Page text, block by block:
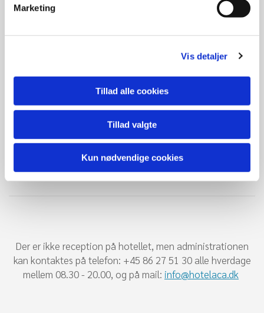
Marketing
Vis detaljer
Tillad alle cookies
Tillad valgte
Kun nødvendige cookies
Ved reservation af flere værelser og lejligheder.
Har kunden reserveret flere end 2 værelser eller
ferielejligheder er afbestillings fristen 7 dage.
dage jfr. ovenstående specifikation dog min. 3 dage, efter
Ved udeblivelse (no show) betaler gæsten antal dage jfr.
ovenstående specifikation dog min. 3 dage, efter
gældende listepriser.
Der er ikke reception på hotellet, men administrationen
kan kontaktes på telefon: +45 86 27 51 30 alle hverdage
mellem 08.30 - 20.00, og på mail: info@hotelaca.dk